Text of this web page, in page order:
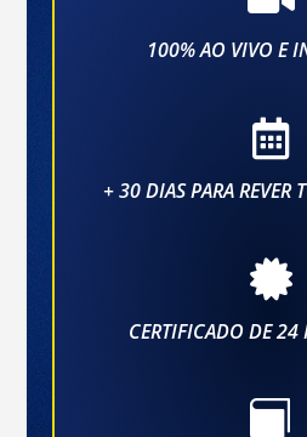
100% AO VIVO E

+ 30 DIAS PARA REVER

CERTIFICADO DE 24
